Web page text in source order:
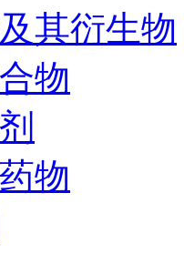
其衍生物
物
物